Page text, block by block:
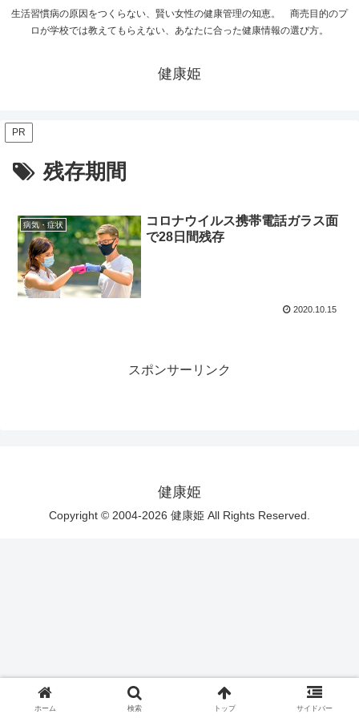
生活習慣病の原因をつくらない、賢い女性の健康管理の知恵。 商売目的のプ
ロが学校では教えてもらえない、あなたに合った健康情報の選び方。
健康姫
PR
残存期間
病気・症状
コロナウイルス携帯電話ガラス面
で28日間残存
2020.10.15
スポンサーリンク
健康姫
Copyright © 2004-2026 健康姫 All Rights Reserved.
ホーム 検索 トップ サイドバー